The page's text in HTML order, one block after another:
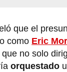
que el
como Eric
no solo
orquestado